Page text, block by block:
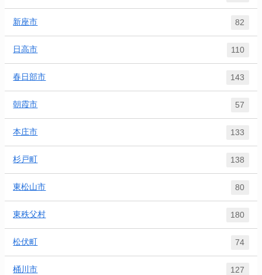
新座市 82
日高市 110
春日部市 143
朝霞市 57
本庄市 133
杉戸町 138
東松山市 80
東秩父村 180
松伏町 74
桶川市 127